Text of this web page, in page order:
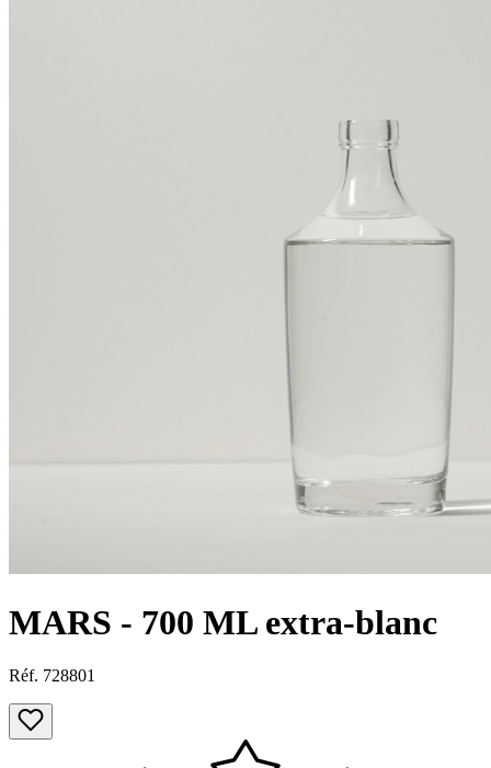
MARS - 700 ML extra-blanc
Réf. 728801